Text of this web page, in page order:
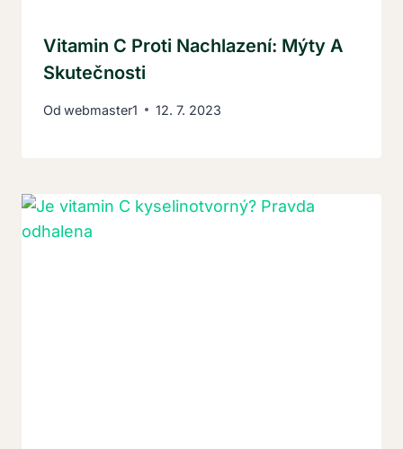
Vitamin C Proti Nachlazení: Mýty A
Skutečnosti
Od webmaster1 12. 7. 2023